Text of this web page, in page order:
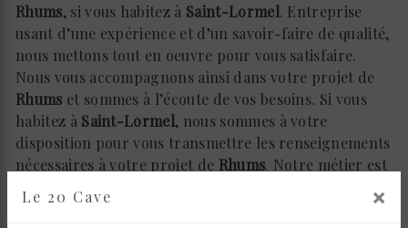
Le 20 Cave ×
Rhums, si vous habitez à Saint-Lormel. Entreprise
usant d’une expérience et d’un savoir-faire de qualité,
nous mettons tout en oeuvre pour vous satisfaire.
Nous vous accompagnons ainsi dans votre projet de
Rhums et sommes à l’écoute de vos besoins. Si vous
habitez à Saint-Lormel, nous sommes à votre
disposition pour vous transmettre les renseignements
nécessaires à votre projet de Rhums. Notre métier est
renforce encore plus notre désir de réussir. Toute